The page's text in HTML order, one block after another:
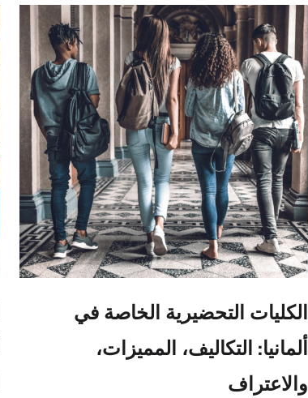
الكليات التحضيرية الخاصة في
ألمانيا: التكاليف، المميزات،
والاعتراف